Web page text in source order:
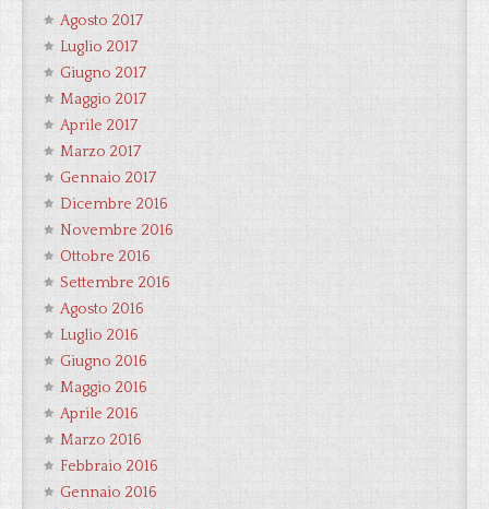
Agosto 2017
Luglio 2017
Giugno 2017
Maggio 2017
Aprile 2017
Marzo 2017
Gennaio 2017
Dicembre 2016
Novembre 2016
Ottobre 2016
Settembre 2016
Agosto 2016
Luglio 2016
Giugno 2016
Maggio 2016
Aprile 2016
Marzo 2016
Febbraio 2016
Gennaio 2016